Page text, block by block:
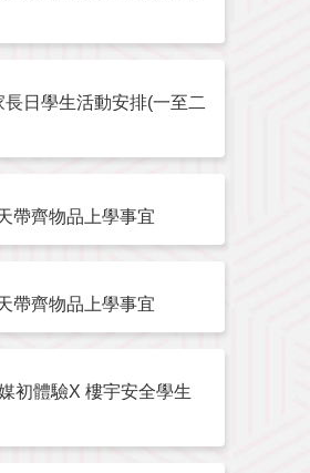
日學生活動安排(一至二
帶齊物品上學事宜
帶齊物品上學事宜
初體驗X 樓宇安全學生